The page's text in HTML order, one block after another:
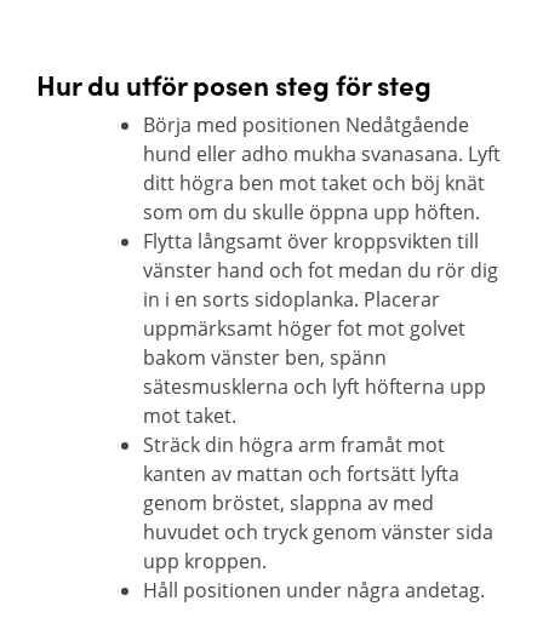
Hur du utför posen steg för steg
Börja med positionen Nedåtgående
hund eller adho mukha svanasana. Lyft
ditt högra ben mot taket och böj knät
som om du skulle öppna upp höften.
Flytta långsamt över kroppsvikten till
vänster hand och fot medan du rör dig
in i en sorts sidoplanka. Placerar
uppmärksamt höger fot mot golvet
bakom vänster ben, spänn
sätesmusklerna och lyft höfterna upp
mot taket.
Sträck din högra arm framåt mot
kanten av mattan och fortsätt lyfta
genom bröstet, slappna av med
huvudet och tryck genom vänster sida
upp kroppen.
Håll positionen under några andetag.